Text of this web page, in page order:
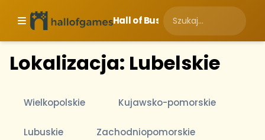
Hall of Business
Lokalizacja: Lubelskie
Wielkopolskie Kujawsko-pomorskie
Lubuskie Zachodniopomorskie